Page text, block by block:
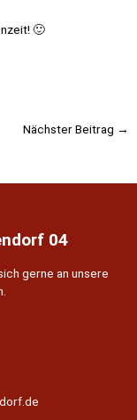
🙂
Nächster Beitrag →
04
gerne an unsere